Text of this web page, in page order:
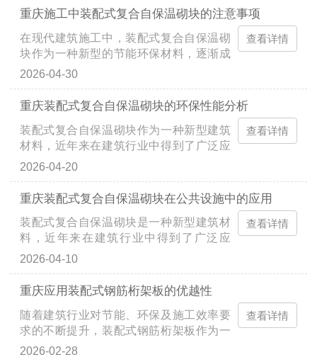
消耗，成为节能建筑的理想选择。装配式
复合自保温砌块的生产流程不仅涉及材料
的选取，还包括工艺的精细设计和多环节
的配合，以确保砌块的高质量和稳定性。
装配式复合自保...
重庆施工中装配式复合自保温砌块的注意事项
在现代建筑施工中，装配式复合自保温砌
块作为一种新型的节能环保材料，逐渐成
为行业的热点。与传统砌块相比，装配式
果，能够有效提升建筑物的能效，同时减
少施工周期。该材料不仅在性能上有显著
优势，而且因其便捷的装配性，极大降低
了施工难度和劳动强度。尽管装配式复合
自保温砌块在施...
2026-04-30
查看详情
重庆装配式复合自保温砌块的环保性能分析
装配式复合自保温砌块作为一种新型建筑
材料，近年来在建筑行业中得到了广泛应
用。其独特的环保性能使其成为绿色建筑
砌块结合了装配式建筑和自保温技术，具
有良好的保温效果，并能有效减少能源消
耗和碳排放，从而在绿色建筑和可持续发
展方面发挥着重要作用。装配式复合自保
温砌块的环保...
2026-04-20
查看详情
重庆装配式复合自保温砌块在公共设施中的应用
装配式复合自保温砌块是一种新型建筑材
料，近年来在建筑行业中得到了广泛应
用。它通过将保温层与砌块本身结合，形
建筑在保证结构强度的还能显著提高能源
利用效率。这种砌块尤其在公共设施中的
应用，展现出巨大的优势，不仅能够减少
外部环境对建筑内部温度的影响，还能有
效降低建筑的能...
2026-04-10
查看详情
重庆应用装配式钢筋桁架板的优越性
随着建筑行业对节能、环保及施工效率要
求的不断提升，装配式钢筋桁架板作为一
种新型建筑材料，凭借其独特的优势，正
2026-02-28
查看详情